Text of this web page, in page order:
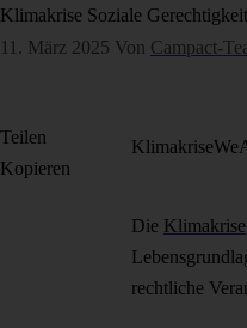
Klimakrise Soziale Gerechtigkeit
11. März 2025 Von Campact-
Klimakrise
Die Klimakrise
rechtliche
Teilen
Kopieren